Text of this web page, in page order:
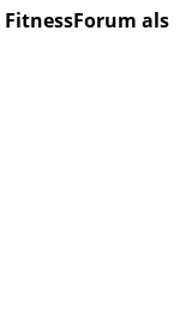
FitnessForum als